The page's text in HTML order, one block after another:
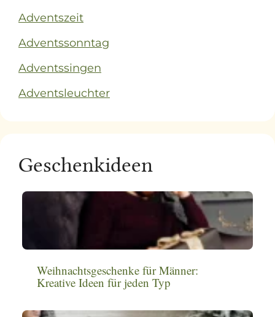
Adventszeit
Adventssonntag
Adventssingen
Adventsleuchter
Geschenkideen
Weihnachtsgeschenke für Männer:
Kreative Ideen für jeden Typ